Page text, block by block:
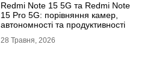
Redmi Note 15 5G та Redmi Note
15 Pro 5G: порівняння камер,
автономності та продуктивності
28 Травня, 2026